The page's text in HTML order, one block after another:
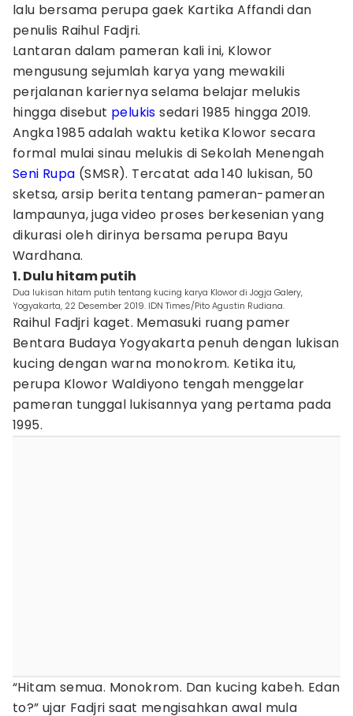
lalu bersama perupa gaek Kartika Affandi dan
penulis Raihul Fadjri.
Lantaran dalam pameran kali ini, Klowor
mengusung sejumlah karya yang mewakili
perjalanan kariernya selama belajar melukis
hingga disebut pelukis sedari 1985 hingga 2019.
Angka 1985 adalah waktu ketika Klowor secara
formal mulai sinau melukis di Sekolah Menengah
Seni Rupa (SMSR). Tercatat ada 140 lukisan, 50
sketsa, arsip berita tentang pameran-pameran
lampaunya, juga video proses berkesenian yang
dikurasi oleh dirinya bersama perupa Bayu
Wardhana.
1. Dulu hitam putih
Dua lukisan hitam putih tentang kucing karya Klowor di Jogja Galery,
Yogyakarta, 22 Desember 2019. IDN Times/Pito Agustin Rudiana.
Raihul Fadjri kaget. Memasuki ruang pamer
Bentara Budaya Yogyakarta penuh dengan lukisan
kucing dengan warna monokrom. Ketika itu,
perupa Klowor Waldiyono tengah menggelar
pameran tunggal lukisannya yang pertama pada
1995.
“Hitam semua. Monokrom. Dan kucing kabeh. Edan
to?” ujar Fadjri saat mengisahkan awal mula